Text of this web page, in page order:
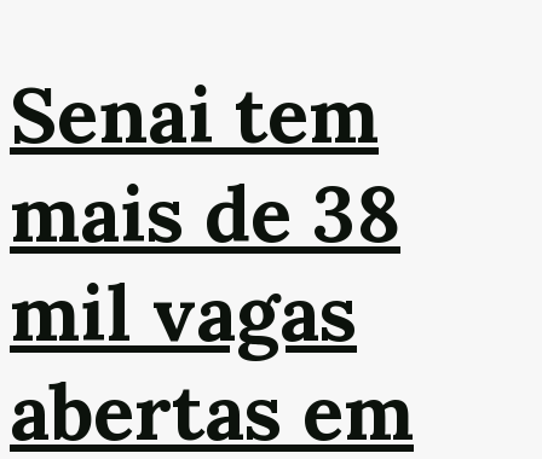
Senai tem
mais de 38
mil vagas
abertas em